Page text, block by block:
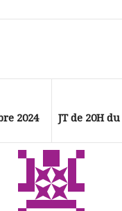
2024 JT de 20H